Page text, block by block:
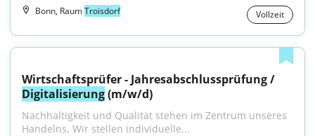
Bonn, RaumTroisdorf Vollzeit
Digitalisierung (m/w/d)
Nachhaltigkeit und Qualität stehen im Zentrum unseres
Handelns. Wir stellen individuelle...